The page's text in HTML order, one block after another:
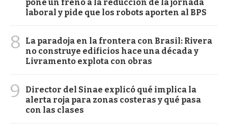
pone un freno a la reducción de la jornada
laboral y pide que los robots aporten al BPS
8
La paradoja en la frontera con Brasil: Rivera
no construye edificios hace una década y
Livramento explota con obras
9
Director del Sinae explicó qué implica la
alerta roja para zonas costeras y qué pasa
con las clases